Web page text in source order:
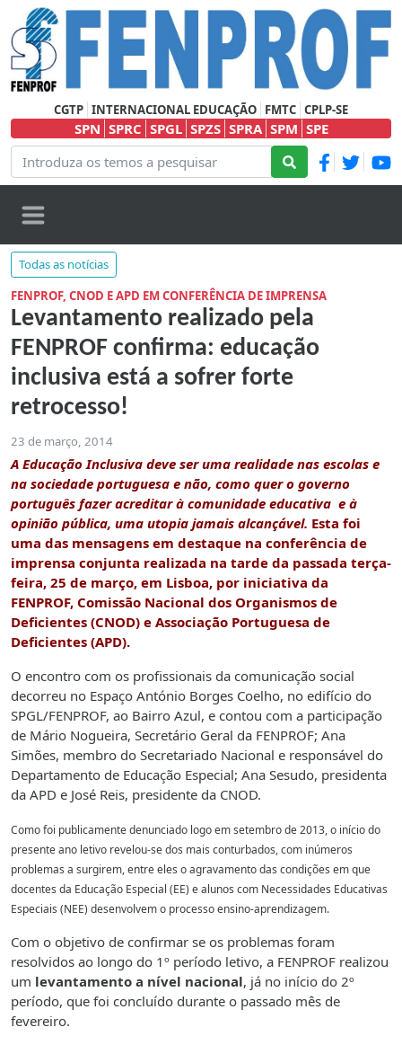
CGTP INTERNACIONAL EDUCAÇÃO FMTC CPLP-SE
SPN SPRC SPGL SPZS SPRA SPM SPE
Todas as notícias
FENPROF, CNOD E APD EM CONFERÊNCIA DE IMPRENSA
Levantamento realizado pela
FENPROF confirma: educação
inclusiva está a sofrer forte
retrocesso!
23 de março, 2014
A Educação Inclusiva deve ser uma realidade nas escolas e
na sociedade portuguesa e não, como quer o governo
português fazer acreditar à comunidade educativa e à
opinião pública, uma utopia jamais alcançável. Esta foi
uma das mensagens em destaque na conferência de
imprensa conjunta realizada na tarde da passada terça-
feira, 25 de março, em Lisboa, por iniciativa da
FENPROF, Comissão Nacional dos Organismos de
Deficientes (CNOD) e Associação Portuguesa de
Deficientes (APD).
O encontro com os profissionais da comunicação social
decorreu no Espaço António Borges Coelho, no edifício do
SPGL/FENPROF, ao Bairro Azul, e contou com a participação
de Mário Nogueira, Secretário Geral da FENPROF; Ana
Simões, membro do Secretariado Nacional e responsável do
Departamento de Educação Especial; Ana Sesudo, presidenta
da APD e José Reis, presidente da CNOD.
Como foi publicamente denunciado logo em setembro de 2013, o início do
presente ano letivo revelou-se dos mais conturbados, com inúmeros
problemas a surgirem, entre eles o agravamento das condições em que
docentes da Educação Especial (EE) e alunos com Necessidades Educativas
Especiais (NEE) desenvolvem o processo ensino-aprendizagem.
Com o objetivo de confirmar se os problemas foram
resolvidos ao longo do 1º período letivo, a FENPROF realizou
um levantamento a nível nacional, já no início do 2º
período, que foi concluído durante o passado mês de
fevereiro.